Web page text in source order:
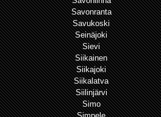
Savonranta
Savukoski
Seinäjoki
Sievi
Siikainen
Siikajoki
Siikalatva
Siilinjärvi
Simo